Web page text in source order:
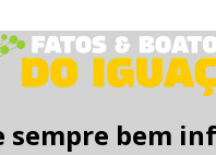
sempre bem